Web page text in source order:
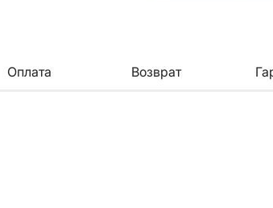
Оплата Возврат